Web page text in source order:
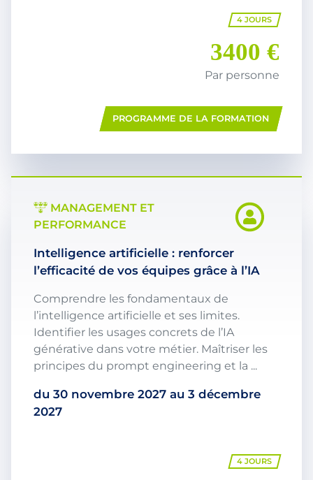
4 JOURS
3400 €
Par personne
PROGRAMME DE LA FORMATION
MANAGEMENT ET
PERFORMANCE
Intelligence artificielle : renforcer
l’efficacité de vos équipes grâce à l’IA
Comprendre les fondamentaux de
l’intelligence artificielle et ses limites.
Identifier les usages concrets de l’IA
générative dans votre métier. Maîtriser les
principes du prompt engineering et la ...
du 30 novembre 2027 au 3 décembre
2027
4 JOURS